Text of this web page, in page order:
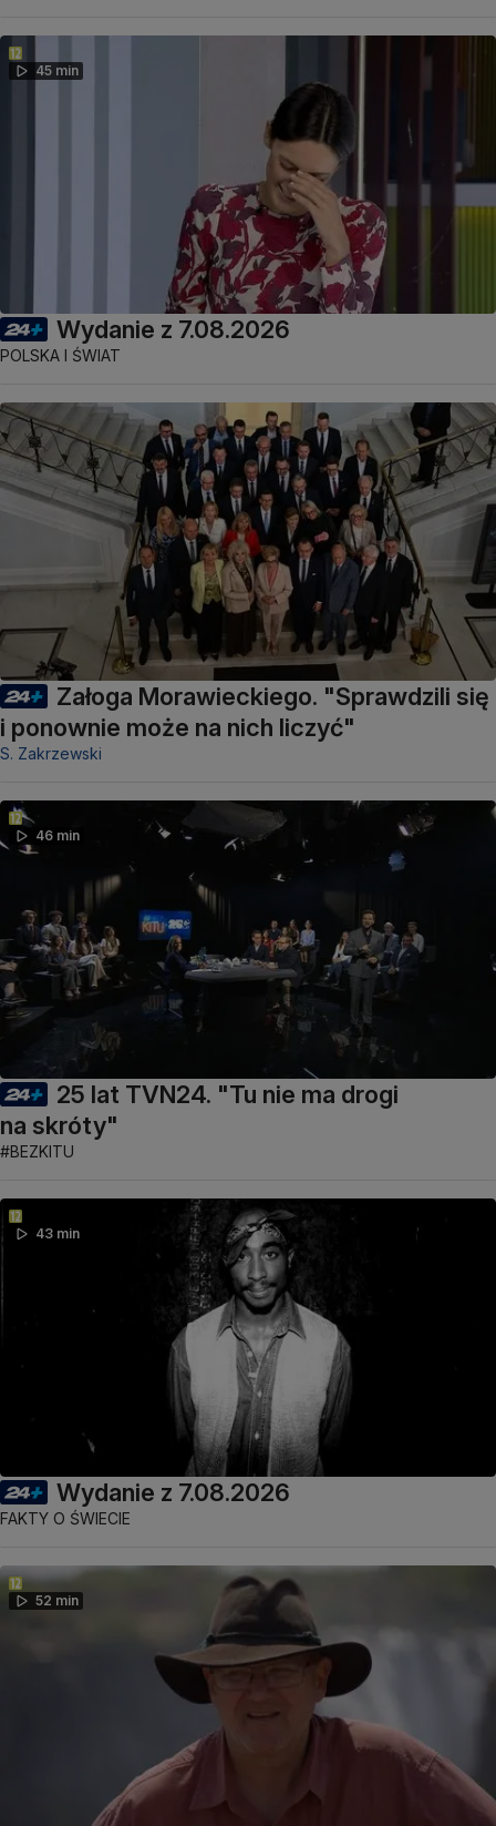
45 min
Wydanie z 7.08.2026
POLSKA I ŚWIAT
Załoga Morawieckiego. "Sprawdzili się
i ponownie może na nich liczyć"
S. Zakrzewski
46 min
25 lat TVN24. "Tu nie ma drogi
na skróty"
#BEZKITU
43 min
Wydanie z 7.08.2026
FAKTY O ŚWIECIE
52 min